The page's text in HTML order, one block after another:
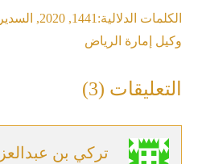
الكلمات الدلالية: 1441
,
2020
,
وكيل إمارة الرياض
التعليقات (3)
تركي بن